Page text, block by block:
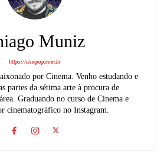
Muniz
https://cinepop.com.br
por Cinema. Venho estudando e
partes da sétima arte à procura de
Graduando no curso de Cinema e
cinematográfico no Instagram.